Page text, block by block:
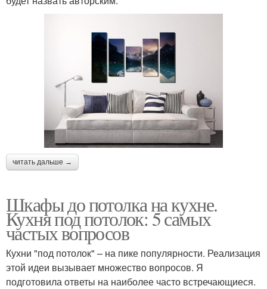
читать дальше →
Шкафы до потолка на кухне.
Кухня под потолок: 5 самых
частых вопросов
Кухни "под потолок" – на пике популярности. Реализация
этой идеи вызывает множество вопросов. Я
подготовила ответы на наиболее часто встречающиеся.